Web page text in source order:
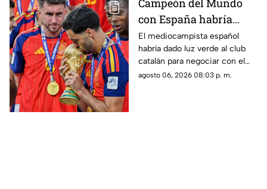
Campeón del Mundo
con España habría
rechazado al Real
Madrid para fichar con
el Barcelona
El mediocampista español
habría dado luz verde al club
catalán para negociar con el
Manchester City, mientras el
agosto 06, 2026 08:03 p. m.